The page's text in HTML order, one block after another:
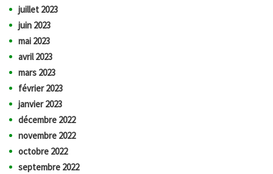
juillet 2023
juin 2023
mai 2023
avril 2023
mars 2023
février 2023
janvier 2023
décembre 2022
novembre 2022
octobre 2022
septembre 2022